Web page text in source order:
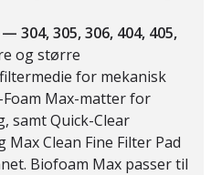
304, 305, 306, 404, 405,
og større
for mekanisk
Max-matter for
samt Quick-Clear
Clean Fine Filter Pad
Biofoam Max passer til